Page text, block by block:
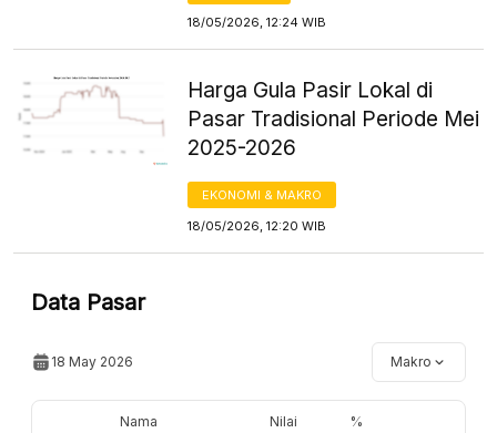
18/05/2026, 12:24 WIB
Harga Gula Pasir Lokal di
Pasar Tradisional Periode Mei
2025-2026
EKONOMI & MAKRO
18/05/2026, 12:20 WIB
Data Pasar
18 May 2026 Makro
Nama Nilai %